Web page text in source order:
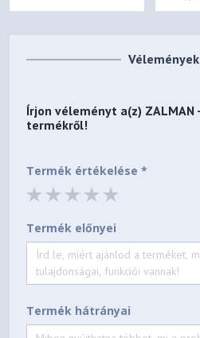
Vélemények
Írjon véleményt a(z) ZALMAN
termékről!
Termék értékelése *
Termék előnyei
Termék hátrányai